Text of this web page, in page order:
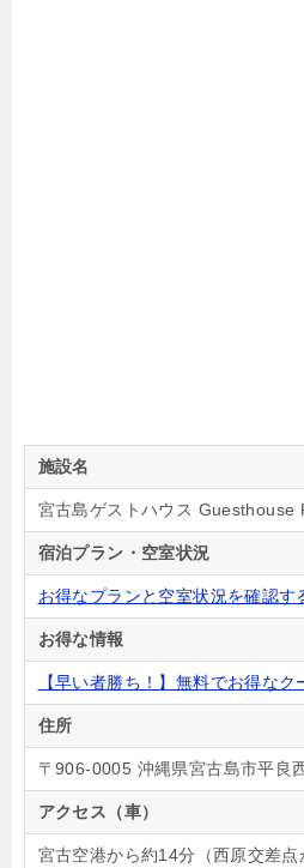
施設名
宮古島ゲストハウス Guesthouse
宿泊プラン・空室状況
お得なプランと空室状況を確認す
お得な情報
【早い者勝ち！】無料でお得な
住所
〒906-0005 沖縄県宮古島市平良
アクセス（車）
宮古空港から約14分（西原交差点